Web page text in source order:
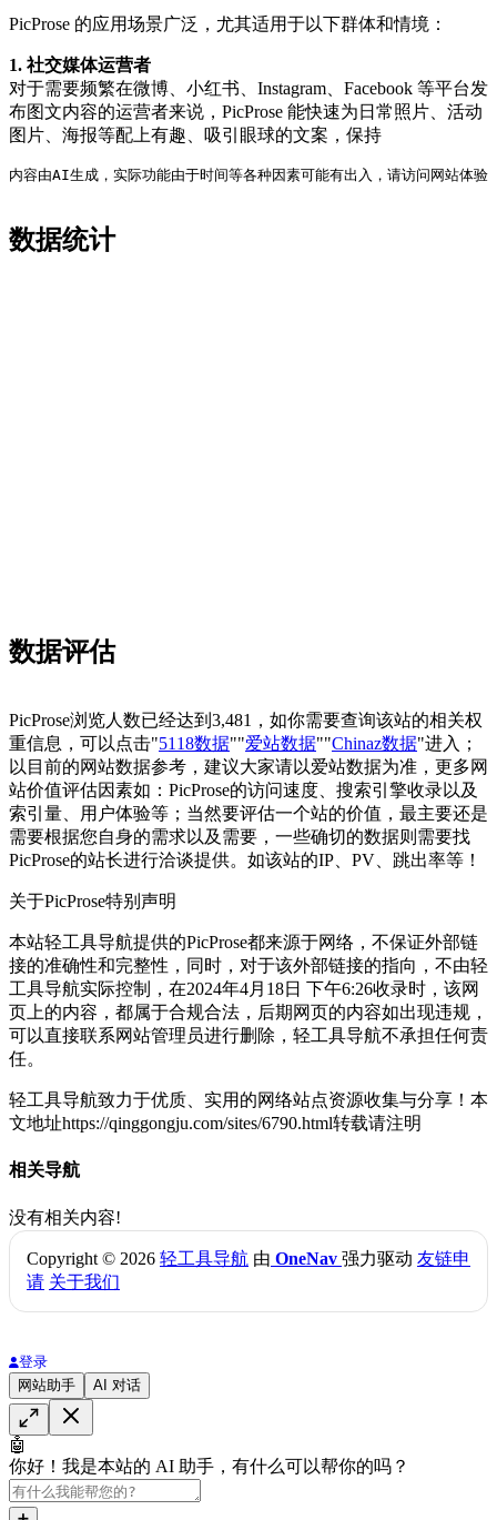
PicProse 的应用场景广泛，尤其适用于以下群体和情境：
1. 社交媒体运营者
对于需要频繁在微博、小红书、Instagram、Facebook 等平台发
布图文内容的运营者来说，PicProse 能快速为日常照片、活动
图片、海报等配上有趣、吸引眼球的文案，保持
内容由AI生成，实际功能由于时间等各种因素可能有出入，请访问网站体验
数据统计
数据评估
PicProse浏览人数已经达到3,481，如你需要查询该站的相关权
重信息，可以点击"5118数据""爱站数据""Chinaz数据"进入；
以目前的网站数据参考，建议大家请以爱站数据为准，更多网
站价值评估因素如：PicProse的访问速度、搜索引擎收录以及
索引量、用户体验等；当然要评估一个站的价值，最主要还是
需要根据您自身的需求以及需要，一些确切的数据则需要找
PicProse的站长进行洽谈提供。如该站的IP、PV、跳出率等！
关于PicProse特别声明
本站轻工具导航提供的PicProse都来源于网络，不保证外部链
接的准确性和完整性，同时，对于该外部链接的指向，不由轻
工具导航实际控制，在2024年4月18日 下午6:26收录时，该网
页上的内容，都属于合规合法，后期网页的内容如出现违规，
可以直接联系网站管理员进行删除，轻工具导航不承担任何责
任。
轻工具导航致力于优质、实用的网络站点资源收集与分享！ 本
文地址https://qinggongju.com/sites/6790.html转载请注明
相关导航
没有相关内容!
Copyright © 2026 轻工具导航 由 OneNav 强力驱动 友链申
请 关于我们
登录
网站助手
AI 对话
🤖
你好！我是本站的 AI 助手，有什么可以帮你的吗？